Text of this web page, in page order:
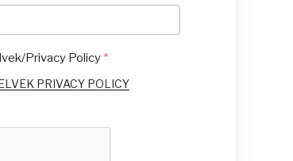
Privacy Policy *
PRIVACY POLICY